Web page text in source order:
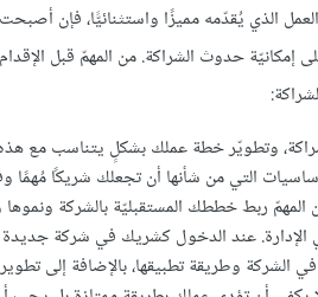
الذي يُقدّمه مميزًا واستثنائيًّا، فإن
إمكانيّة حدوث الشراكة. من المهمّ قبل
وتطويّر خطة عملك بشكلٍ يتناسب مع
التي من شأنها أن تجعلك شريكًا مُهمًا
المهمّ ربط خططك المستقبليّة بالشركة
الإدارة. عند الدخول كشريك في شركة
في الشركة وطريقة تطبيقها، بالإضافة إلى